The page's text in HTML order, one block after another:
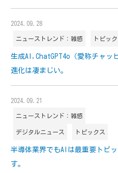
2024.09.28
ニューストレンド：雑感 トピッ
生成AI,ChatGPT4o（愛称チャッ
進化は凄まじい。
2024.09.21
ニューストレンド：雑感
デジタルニュース トピックス
半導体業界でもAIは最重要トピ
す。